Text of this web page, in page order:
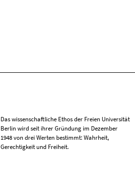
Das wissenschaftliche Ethos der Freien Universität
Berlin wird seit ihrer Gründung im Dezember
1948 von drei Werten bestimmt: Wahrheit,
Gerechtigkeit und Freiheit.